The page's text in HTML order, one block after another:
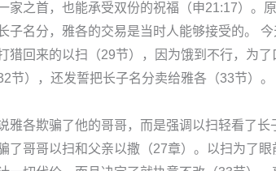
家之首，也能承受双份的祝福（申21:17）。
子名分，雅各的交易是当时人能够接受的。
猎回来的以扫（29节），因为饿到不行，为了
节），还发誓把长子名分卖给雅各（33节）。
雅各欺骗了他的哥哥，而是强调以扫轻看了长
了哥哥以扫和父亲以撒（27章）。以扫为了眼